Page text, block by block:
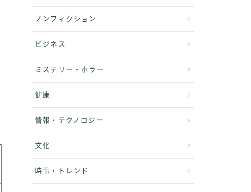
ノンフィクション
ビジネス
ミステリー・ホラー
健康
情報・テクノロジー
文化
時事・トレンド